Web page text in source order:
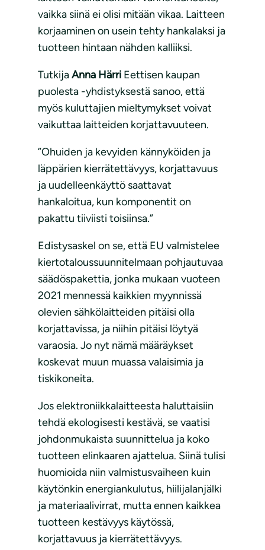
vaikka siinä ei olisi mitään vikaa. Laitteen
korjaaminen on usein tehty hankalaksi ja
tuotteen hintaan nähden kalliiksi.
TutkijaAnna Härri Eettisen kaupan
puolesta -yhdistyksestä sanoo, että
myös kuluttajien mieltymykset voivat
vaikuttaa laitteiden korjattavuuteen.
”Ohuiden ja kevyiden kännyköiden ja
läppärien kierrätettävyys, korjattavuus
ja uudelleenkäyttö saattavat
hankaloitua, kun komponentit on
pakattu tiiviisti toisiinsa.”
Edistysaskel on se, että EU valmistelee
kiertotaloussuunnitelmaan pohjautuvaa
säädöspakettia, jonka mukaan vuoteen
2021 mennessä kaikkien myynnissä
olevien sähkölaitteiden pitäisi olla
korjattavissa, ja niihin pitäisi löytyä
varaosia. Jo nyt nämä määräykset
koskevat muun muassa valaisimia ja
tiskikoneita.
Jos elektroniikkalaitteesta haluttaisiin
tehdä ekologisesti kestävä, se vaatisi
johdonmukaista suunnittelua ja koko
tuotteen elinkaaren ajattelua. Siinä tulisi
huomioida niin valmistusvaiheen kuin
käytönkin energiankulutus, hiilijalanjälki
ja materiaalivirrat, mutta ennen kaikkea
tuotteen kestävyys käytössä,
korjattavuus ja kierrätettävyys.